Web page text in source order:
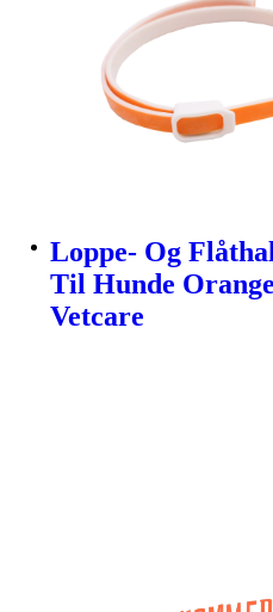
Loppe- Og
Til Hunde
Vetcare